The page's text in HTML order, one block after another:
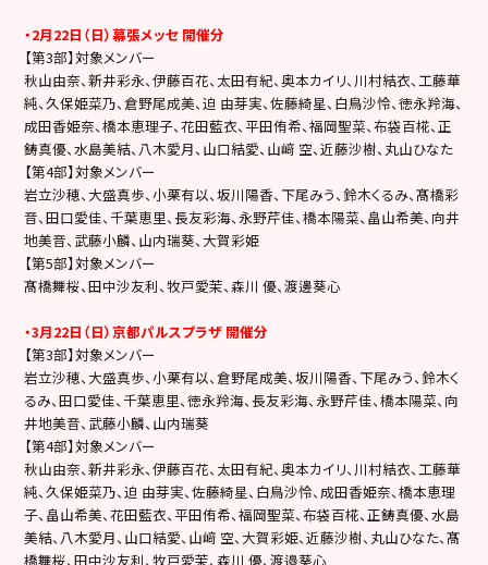
・2月22日（日）幕張メッセ 開催分
【第3部】対象メンバー
秋山由奈、新井彩永、伊藤百花、太田有紀、奥本カイリ、川村結衣、工藤華
純、久保姫菜乃、倉野尾成美、迫 由芽実、佐藤綺星、白鳥沙怜、徳永羚海、
成田香姫奈、橋本恵理子、花田藍衣、平田侑希、福岡聖菜、布袋百椛、正
鋳真優、水島美結、八木愛月、山口結愛、山﨑 空、近藤沙樹、丸山ひなた
【第4部】対象メンバー
岩立沙穂、大盛真歩、小栗有以、坂川陽香、下尾みう、鈴木くるみ、髙橋彩
音、田口愛佳、千葉恵里、長友彩海、永野芹佳、橋本陽菜、畠山希美、向井
地美音、武藤小麟、山内瑞葵、大賀彩姫
【第5部】対象メンバー
髙橋舞桜、田中沙友利、牧戸愛茉、森川 優、渡邊葵心
・3月22日（日）京都パルスプラザ 開催分
【第3部】対象メンバー
岩立沙穂、大盛真歩、小栗有以、倉野尾成美、坂川陽香、下尾みう、鈴木く
るみ、田口愛佳、千葉恵里、徳永羚海、長友彩海、永野芹佳、橋本陽菜、向
井地美音、武藤小麟、山内瑞葵
【第4部】対象メンバー
秋山由奈、新井彩永、伊藤百花、太田有紀、奥本カイリ、川村結衣、工藤華
純、久保姫菜乃、迫 由芽実、佐藤綺星、白鳥沙怜、成田香姫奈、橋本恵理
子、畠山希美、花田藍衣、平田侑希、福岡聖菜、布袋百椛、正鋳真優、水島
美結、八木愛月、山口結愛、山﨑 空、大賀彩姫、近藤沙樹、丸山ひなた、髙
橋舞桜、田中沙友利、牧戸愛茉、森川 優、渡邉葵心